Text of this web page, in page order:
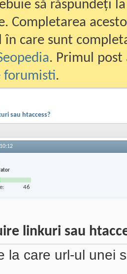
să răspundeți
Completarea
în care sunt
. Primul
forumisti.
sau htaccess?
10:12
46
linkuri sau
la care url-ul unei